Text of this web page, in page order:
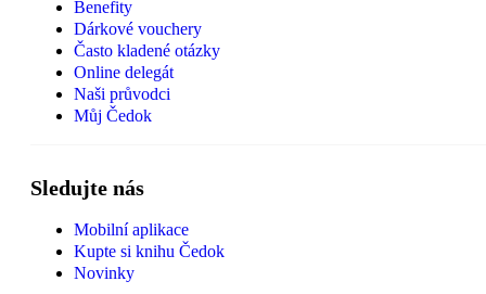
Benefity
Dárkové vouchery
Často kladené otázky
Online delegát
Naši průvodci
Můj Čedok
Sledujte nás
Mobilní aplikace
Kupte si knihu Čedok
Novinky